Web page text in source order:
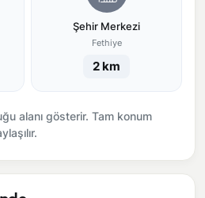
Şehir Merkezi
Fethiye
2 km
alanı gösterir. Tam konum